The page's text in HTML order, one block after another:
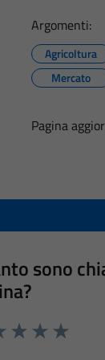
Argomenti:
Agricoltura
Mercato
Pagina
sono